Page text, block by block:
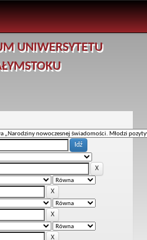
UNIWERSYTETU